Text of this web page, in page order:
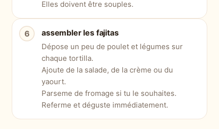
Elles doivent être souples.
assembler les fajitas
Dépose un peu de poulet et légumes sur
chaque tortilla.
Ajoute de la salade, de la crème ou du
yaourt.
Parseme de fromage si tu le souhaites.
Referme et déguste immédiatement.